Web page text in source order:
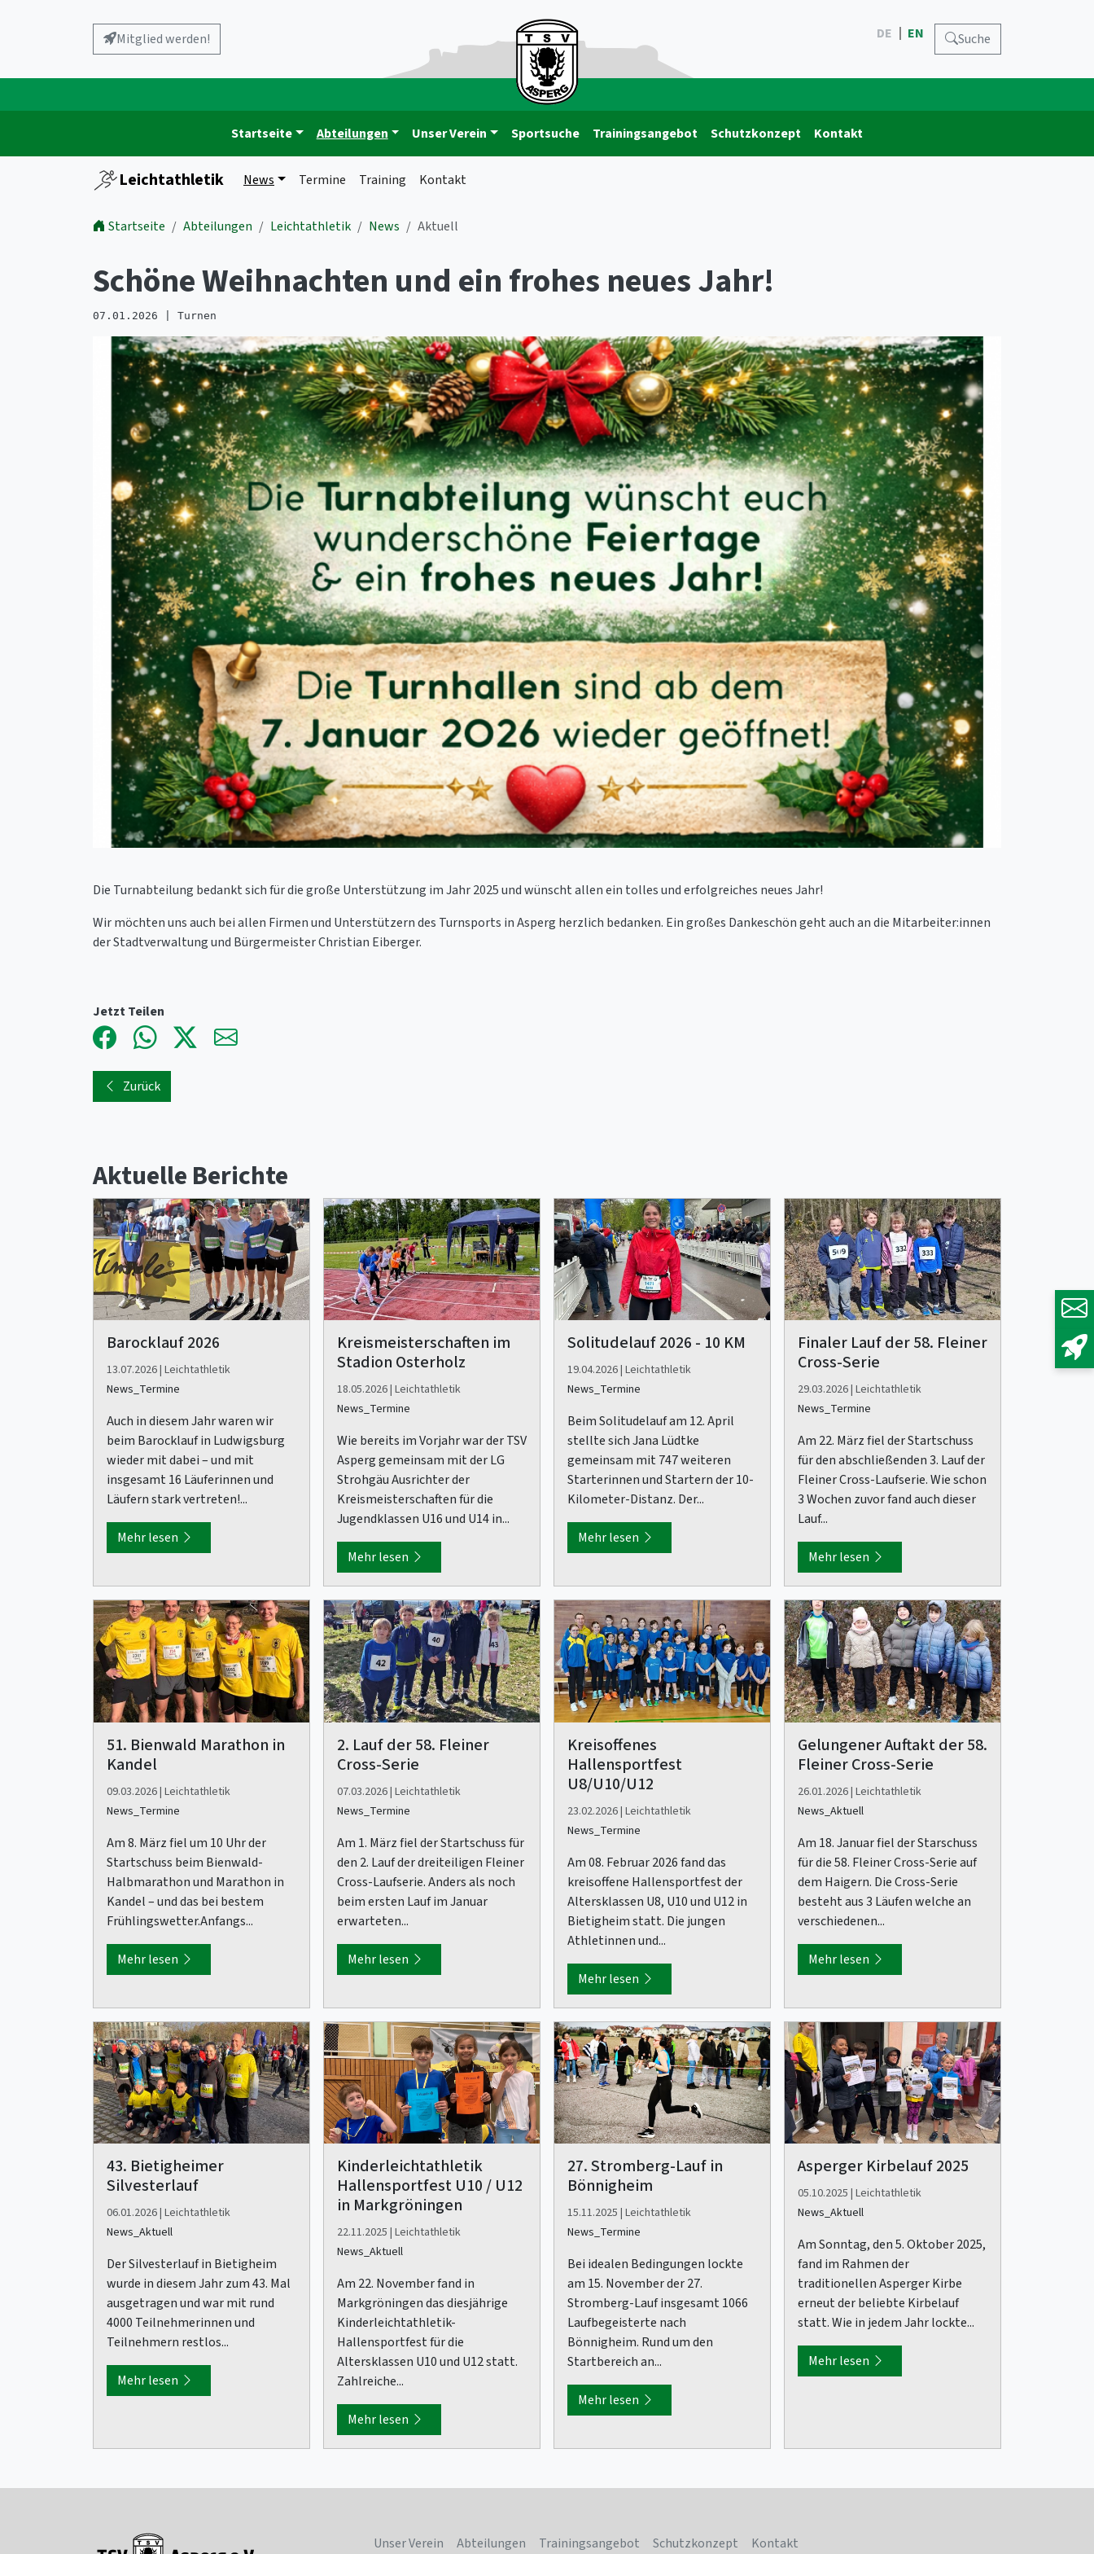
Mitglied werden! DE EN Suche
Startseite Abteilungen Unser Verein Sportsuche Trainingsangebot Schutzkonzept Kontakt
Leichtathletik News Termine Training Kontakt
Startseite Abteilungen Leichtathletik News Aktuell
Schöne Weihnachten und ein frohes neues Jahr!
07.01.2026 | Turnen
Die Turnabteilung bedankt sich für die große Unterstützung im Jahr 2025 und wünscht allen ein tolles und erfolgreiches neues Jahr!
Wir möchten uns auch bei allen Firmen und Unterstützern des Turnsports in Asperg herzlich bedanken. Ein großes Dankeschön geht auch an die Mitarbeiter:innen
der Stadtverwaltung und Bürgermeister Christian Eiberger.
Jetzt Teilen
Zurück
Aktuelle Berichte
Barocklauf 2026
13.07.2026 | Leichtathletik
News_Termine
Auch in diesem Jahr waren wir
beim Barocklauf in Ludwigsburg
wieder mit dabei – und mit
insgesamt 16 Läuferinnen und
Läufern stark vertreten!...
Mehr lesen
Kreismeisterschaften im
Stadion Osterholz
18.05.2026 | Leichtathletik
News_Termine
Wie bereits im Vorjahr war der TSV
Asperg gemeinsam mit der LG
Strohgäu Ausrichter der
Kreismeisterschaften für die
Jugendklassen U16 und U14 in...
Mehr lesen
Solitudelauf 2026 - 10 KM
19.04.2026 | Leichtathletik
News_Termine
Beim Solitudelauf am 12. April
stellte sich Jana Lüdtke
gemeinsam mit 747 weiteren
Starterinnen und Startern der 10-
Kilometer-Distanz. Der...
Mehr lesen
Finaler Lauf der 58. Fleiner
Cross-Serie
29.03.2026 | Leichtathletik
News_Termine
Am 22. März fiel der Startschuss
für den abschließenden 3. Lauf der
Fleiner Cross-Laufserie. Wie schon
3 Wochen zuvor fand auch dieser
Lauf...
Mehr lesen
51. Bienwald Marathon in
Kandel
09.03.2026 | Leichtathletik
News_Termine
Am 8. März fiel um 10 Uhr der
Startschuss beim Bienwald-
Halbmarathon und Marathon in
Kandel – und das bei bestem
Frühlingswetter.Anfangs...
Mehr lesen
2. Lauf der 58. Fleiner
Cross-Serie
07.03.2026 | Leichtathletik
News_Termine
Am 1. März fiel der Startschuss für
den 2. Lauf der dreiteiligen Fleiner
Cross-Laufserie. Anders als noch
beim ersten Lauf im Januar
erwarteten...
Mehr lesen
Kreisoffenes
Hallensportfest
U8/U10/U12
23.02.2026 | Leichtathletik
News_Termine
Am 08. Februar 2026 fand das
kreisoffene Hallensportfest der
Altersklassen U8, U10 und U12 in
Bietigheim statt. Die jungen
Athletinnen und...
Mehr lesen
Gelungener Auftakt der 58.
Fleiner Cross-Serie
26.01.2026 | Leichtathletik
News_Aktuell
Am 18. Januar fiel der Starschuss
für die 58. Fleiner Cross-Serie auf
dem Haigern. Die Cross-Serie
besteht aus 3 Läufen welche an
verschiedenen...
Mehr lesen
43. Bietigheimer
Silvesterlauf
06.01.2026 | Leichtathletik
News_Aktuell
Der Silvesterlauf in Bietigheim
wurde in diesem Jahr zum 43. Mal
ausgetragen und war mit rund
4000 Teilnehmerinnen und
Teilnehmern restlos...
Mehr lesen
Kinderleichtathletik
Hallensportfest U10 / U12
in Markgröningen
22.11.2025 | Leichtathletik
News_Aktuell
Am 22. November fand in
Markgröningen das diesjährige
Kinderleichtathletik-
Hallensportfest für die
Altersklassen U10 und U12 statt.
Zahlreiche...
Mehr lesen
27. Stromberg-Lauf in
Bönnigheim
15.11.2025 | Leichtathletik
News_Termine
Bei idealen Bedingungen lockte
am 15. November der 27.
Stromberg-Lauf insgesamt 1066
Laufbegeisterte nach
Bönnigheim. Rund um den
Startbereich an...
Mehr lesen
Asperger Kirbelauf 2025
05.10.2025 | Leichtathletik
News_Aktuell
Am Sonntag, den 5. Oktober 2025,
fand im Rahmen der
traditionellen Asperger Kirbe
erneut der beliebte Kirbelauf
statt. Wie in jedem Jahr lockte...
Mehr lesen
Unser Verein Abteilungen Trainingsangebot Schutzkonzept Kontakt